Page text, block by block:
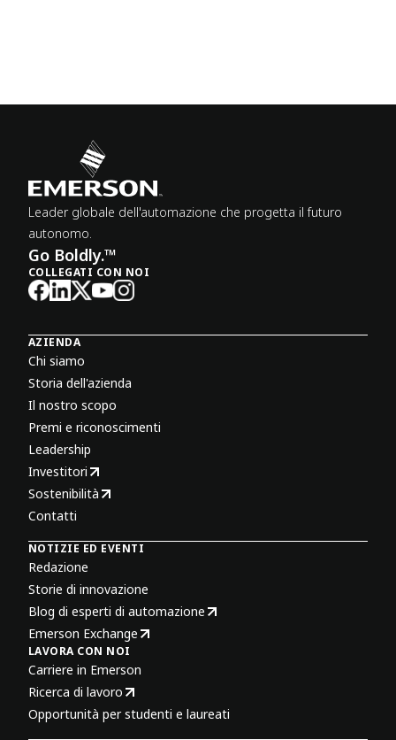
Leader globale dell'automazione che progetta il futuro
autonomo.
Go Boldly.™
COLLEGATI CON NOI
AZIENDA
Chi siamo
Storia dell'azienda
Il nostro scopo
Premi e riconoscimenti
Leadership
Investitori
Sostenibilità
Contatti
NOTIZIE ED EVENTI
Redazione
Storie di innovazione
Blog di esperti di automazione
Emerson Exchange
LAVORA CON NOI
Carriere in Emerson
Ricerca di lavoro
Opportunità per studenti e laureati